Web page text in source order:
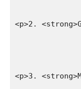
<p>2.
<p>3.